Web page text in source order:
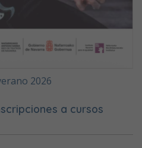
2026
a cursos